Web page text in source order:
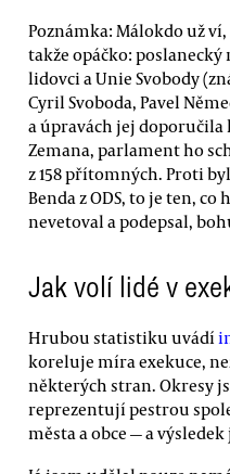
Poznámka: Málokdo už
takže opáčko:
lidovci a Unie Svobody
Cyril Svoboda, Pavel
a úpravách jej doporučila
Zemana, parlament ho
z 158 přítomných. Proti
Benda z ODS, to je ten,
nevetoval a podepsal,
Jak volí lidé v
Hrubou statistiku uvádí
koreluje míra exekuce,
některých stran. Okresy
reprezentují pestrou
města a obce — a